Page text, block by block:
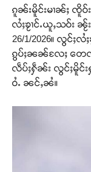
ၵူၼ်းမိူင်းမၢၼ်ႈ ၸိူဝ်
လႆႈၶႂၢင်ႉယူႇသဝ်း
26/1/2026။ လွင်ႈ
ၵွပ်ႈၼၼ်လႄႈ တေၸ
လဵပ်ႈႁဵၼ်း လွင်ႈမိူင်
ဝႆႉ ၼင်ႇၼႆ။